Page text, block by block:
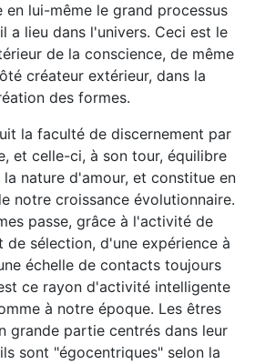
en lui-même le grand processus
a lieu dans l'univers. Ceci est le
de la conscience, de même
créateur extérieur, dans la
des formes.
la faculté de discernement par
et celle-ci, à son tour, équilibre
nature d'amour, et constitue en
notre croissance évolutionnaire.
passe, grâce à l'activité de
de sélection, d'une expérience à
échelle de contacts toujours
ce rayon d'activité intelligente
à notre époque. Les êtres
grande partie centrés dans leur
sont "égocentriques" selon la